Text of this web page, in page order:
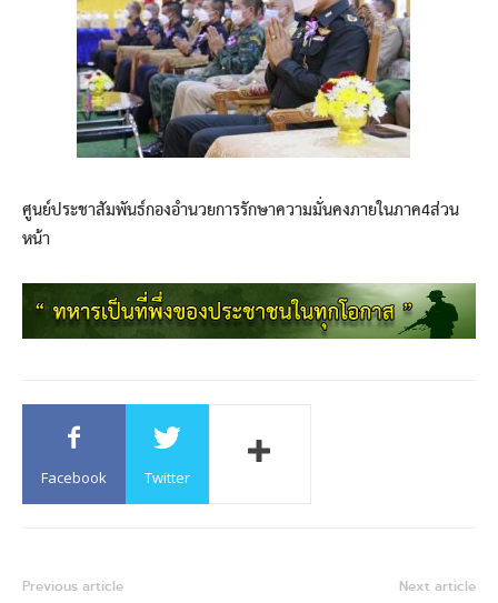
ศูนย์ประชาสัมพันธ์กองอำนวยการรักษาความมั่นคงภายในภาค4ส่วน
หน้า
Facebook Twitter
Previous article Next article